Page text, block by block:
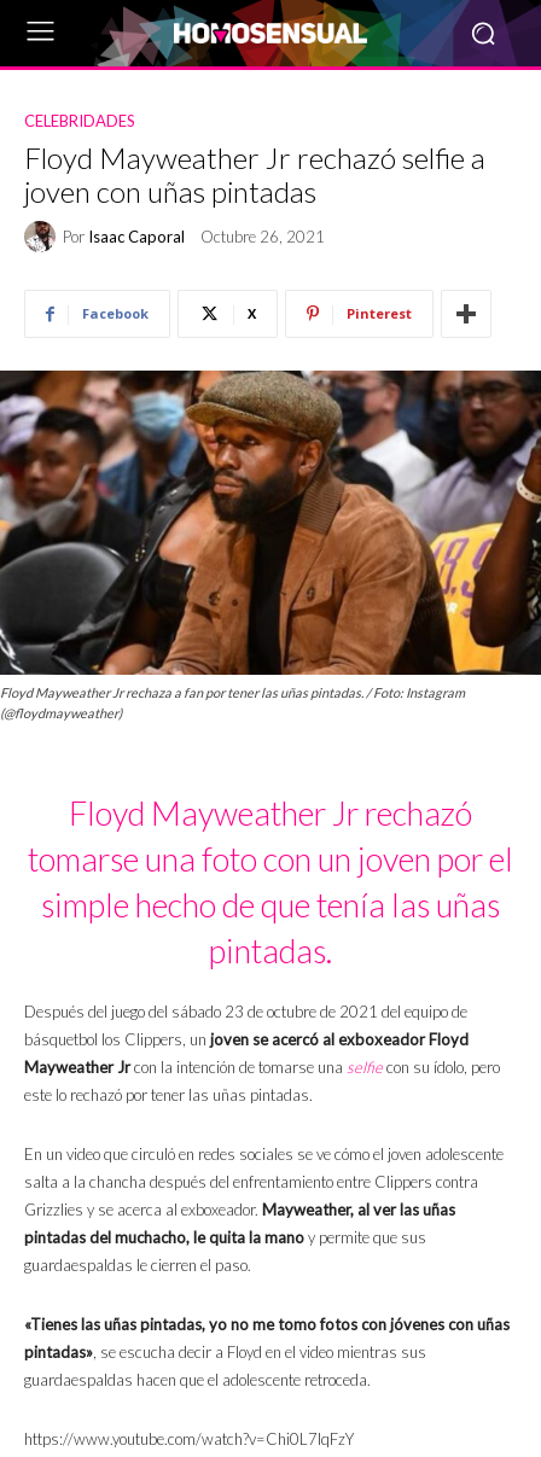
CELEBRIDADES
Floyd Mayweather Jr rechazó selfie a
joven con uñas pintadas
Por Isaac Caporal Octubre 26, 2021
Facebook X Pinterest
Floyd Mayweather Jr rechaza a fan por tener las uñas pintadas. / Foto: Instagram
(@floydmayweather)
Floyd Mayweather Jr rechazó
tomarse una foto con un joven por el
simple hecho de que tenía las uñas
pintadas.
Después del juego del sábado 23 de octubre de 2021 del equipo de
básquetbol los Clippers, un joven se acercó al exboxeador Floyd
Mayweather Jrcon la intención de tomarse una selfiecon su ídolo, pero
este lo rechazó por tener las uñas pintadas.
En un video que circuló en redes sociales se ve cómo el joven adolescente
salta a la chancha después del enfrentamiento entre Clippers contra
Grizzlies y se acerca al exboxeador. Mayweather, al ver las uñas
pintadas del muchacho, le quita la manoy permite que sus
guardaespaldas le cierren el paso.
«Tienes las uñas pintadas, yo no me tomo fotos con jóvenes con uñas
pintadas», se escucha decir a Floyd en el video mientras sus
guardaespaldas hacen que el adolescente retroceda.
https://www.youtube.com/watch?v=Chi0L7IqFzY